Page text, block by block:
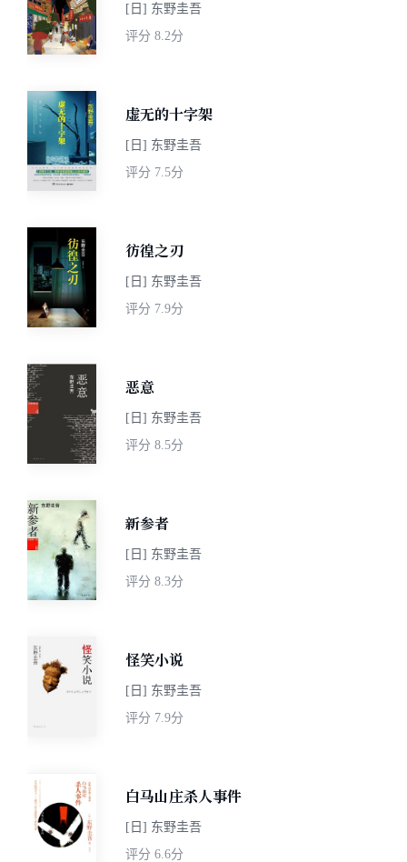
[日] 东野圭吾
评分 8.2分
虚无的十字架
[日] 东野圭吾
评分 7.5分
彷徨之刃
[日] 东野圭吾
评分 7.9分
恶意
[日] 东野圭吾
评分 8.5分
新参者
[日] 东野圭吾
评分 8.3分
怪笑小说
[日] 东野圭吾
评分 7.9分
白马山庄杀人事件
[日] 东野圭吾
评分 6.6分